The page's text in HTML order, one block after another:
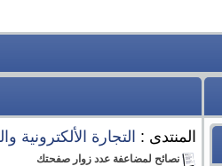
المنتدى : التجارة الألكترونية
نصائح لمضاعفة عدد زوار صفحتك